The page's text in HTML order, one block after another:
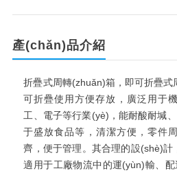
產(chǎn)品介紹
折疊式周轉(zhuǎn)箱，即可折疊
可折疊使用方便存放，廣泛用于機(jī)
工、電子等行業(yè)，能耐酸耐堿
于盛放食品等，清潔方便，零
齊，便于管理。其合理的設(shè)
適用于工廠物流中的運(yùn)輸、配